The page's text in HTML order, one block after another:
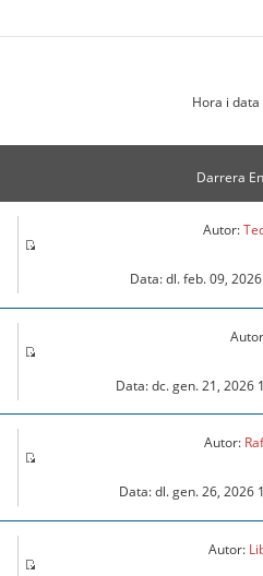
Hora i
Darrera
Autor:
Data: dl. feb. 09,
Data: dc. gen. 21, 2026
Autor:
Data: dl. gen. 26, 2026
Autor: